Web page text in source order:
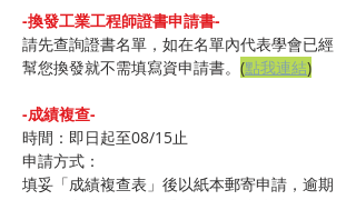
-換發工業工程師證書申請書-
請先查詢證書名單，如在名單內代表學會已經
幫您換發就不需填寫資申請書。 (點我連結)​
-成績複查-
時間：即日起至08/15止
申請方式：
填妥「成績複查表」後以紙本郵寄申請，逾期